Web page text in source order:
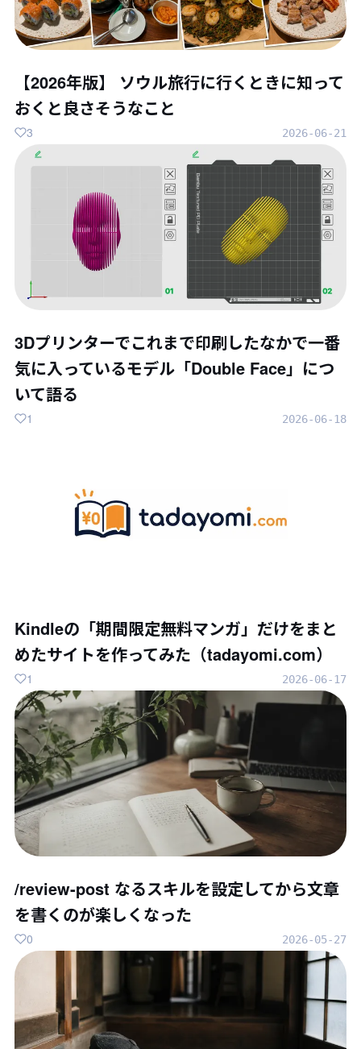
【2026年版】 ソウル旅行に行くときに知って
おくと良さそうなこと
2026-06-21
3
3Dプリンターでこれまで印刷したなかで一番
気に入っているモデル「Double Face」につ
いて語る
2026-06-18
1
Kindleの「期間限定無料マンガ」だけをまと
めたサイトを作ってみた（tadayomi.com）
2026-06-17
1
/review-post なるスキルを設定してから文章
を書くのが楽しくなった
2026-05-27
0